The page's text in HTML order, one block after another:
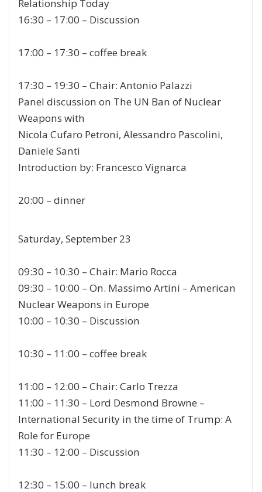
Relationship Today
16:30 – 17:00 – Discussion
17:00 – 17:30 – coffee break
17:30 – 19:30 – Chair: Antonio Palazzi
Panel discussion on The UN Ban of Nuclear
Weapons with
Nicola Cufaro Petroni, Alessandro Pascolini,
Daniele Santi
Introduction by: Francesco Vignarca
20:00 – dinner
Saturday, September 23
09:30 – 10:30 – Chair: Mario Rocca
09:30 – 10:00 – On. Massimo Artini – American
Nuclear Weapons in Europe
10:00 – 10:30 – Discussion
10:30 – 11:00 – coffee break
11:00 – 12:00 – Chair: Carlo Trezza
11:00 – 11:30 – Lord Desmond Browne –
International Security in the time of Trump: A
Rolefor Europe
11:30 – 12:00 – Discussion
12:30 – 15:00 – lunch break